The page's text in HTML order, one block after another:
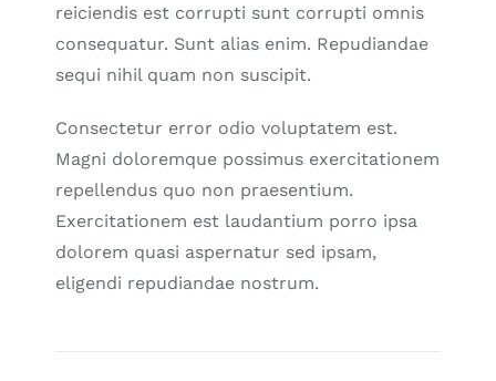
reiciendis est corrupti sunt corrupti omnis
consequatur. Sunt alias enim. Repudiandae
sequi nihil quam non suscipit.
Consectetur error odio voluptatem est.
Magni doloremque possimus exercitationem
repellendus quo non praesentium.
Exercitationem est laudantium porro ipsa
dolorem quasi aspernatur sed ipsam,
eligendi repudiandae nostrum.